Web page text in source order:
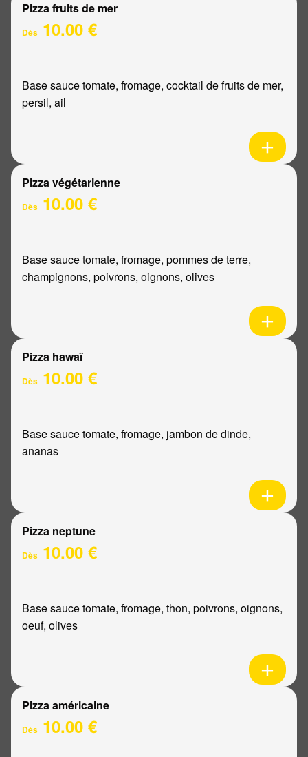
Pizza fruits de mer
Dès 10.00 €
Base sauce tomate, fromage, cocktail de fruits de mer,
persil, ail
Pizza végétarienne
Dès 10.00 €
Base sauce tomate, fromage, pommes de terre,
champignons, poivrons, oignons, olives
Pizza hawaï
Dès 10.00 €
Base sauce tomate, fromage, jambon de dinde,
ananas
Pizza neptune
Dès 10.00 €
Base sauce tomate, fromage, thon, poivrons, oignons,
oeuf, olives
Pizza américaine
Dès 10.00 €